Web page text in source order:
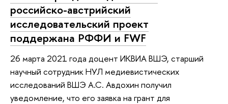
российско-австрийский
исследовательский проект
поддержана РФФИ и FWF
26 марта 2021 года доцент ИКВИА ВШЭ, старший
научный сотрудник НУЛ медиевистических
исследований ВШЭ А.С. Авдохин получил
уведомление, что его заявка на грант для